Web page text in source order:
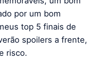
por um bom
top 5 finais de
spoilers a frente,
risco.